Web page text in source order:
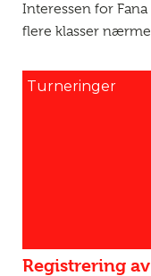
Interessen for
flere klasser
Turneringer
Registrering